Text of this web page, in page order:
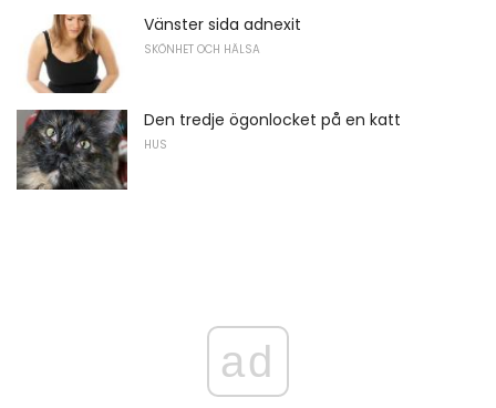
Vänster sida adnexit
SKÖNHET OCH HÄLSA
Den tredje ögonlocket på en katt
HUS
ad